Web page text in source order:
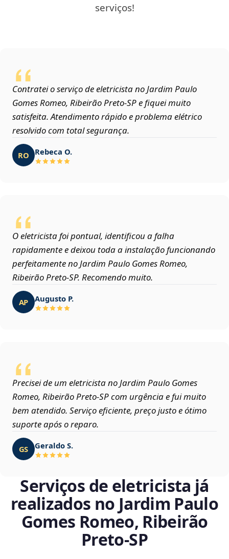
serviços!
Contratei o serviço de eletricista no Jardim Paulo
Gomes Romeo, Ribeirão Preto‑SP e fiquei muito
satisfeita. Atendimento rápido e problema elétrico
resolvido com total segurança.
RO Rebeca O.
O eletricista foi pontual, identificou a falha
rapidamente e deixou toda a instalação funcionando
perfeitamente no Jardim Paulo Gomes Romeo,
Ribeirão Preto‑SP. Recomendo muito.
AP Augusto P.
Precisei de um eletricista no Jardim Paulo Gomes
Romeo, Ribeirão Preto‑SP com urgência e fui muito
bem atendido. Serviço eficiente, preço justo e ótimo
suporte após o reparo.
GS Geraldo S.
Serviços de eletricista já
realizados no Jardim Paulo
Gomes Romeo, Ribeirão
Preto‑SP